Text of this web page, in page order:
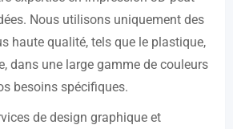
Nous utilisons uniquement des
haute qualité, tels que le plastique,
dans une large gamme de couleurs
besoins spécifiques.
de design graphique et